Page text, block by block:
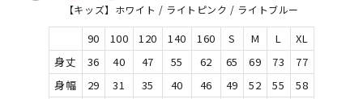
【キッズ】ホワイト / ライトピンク / ライトブルー
90 100 120 140 160 S M L
XL
身丈
36 40 47 55 62 65 69 73
77
身幅
29 31 35 40 46 49 52 55
58